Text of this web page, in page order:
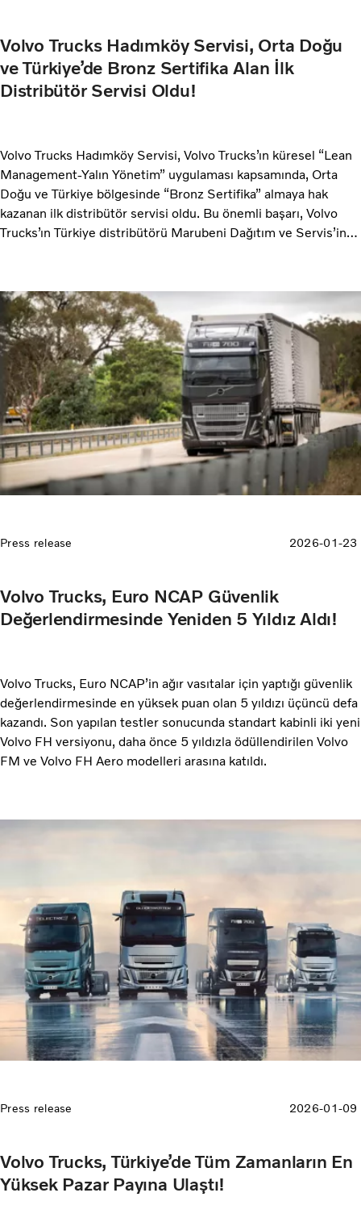
Volvo Trucks Hadımköy Servisi, Orta Doğu
ve Türkiye’de Bronz Sertifika Alan İlk
Distribütör Servisi Oldu!
Volvo Trucks Hadımköy Servisi, Volvo Trucks’ın küresel “Lean
Management-Yalın Yönetim” uygulaması kapsamında, Orta
Doğu ve Türkiye bölgesinde “Bronz Sertifika” almaya hak
kazanan ilk distribütör servisi oldu. Bu önemli başarı, Volvo
Trucks’ın Türkiye distribütörü Marubeni Dağıtım ve Servis’in
Press release 2026-01-23
Volvo Trucks, Euro NCAP Güvenlik
Değerlendirmesinde Yeniden 5 Yıldız Aldı!
Volvo Trucks, Euro NCAP’in ağır vasıtalar için yaptığı güvenlik
değerlendirmesinde en yüksek puan olan 5 yıldızı üçüncü defa
kazandı. Son yapılan testler sonucunda standart kabinli iki yeni
Volvo FH versiyonu, daha önce 5 yıldızla ödüllendirilen Volvo
FM ve Volvo FH Aero modelleri arasına katıldı.
Press release 2026-01-09
Volvo Trucks, Türkiye’de Tüm Zamanların En
Yüksek Pazar Payına Ulaştı!